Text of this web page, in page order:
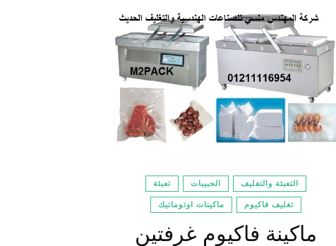
التعبئة والتغليف الحبيبات تعبئة
تغليف فاكيوم ماكينات اوتوماتيك
ماكينة فاكيوم غرفتين